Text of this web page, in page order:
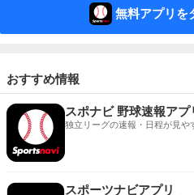
無料アプリを
おすすめ情報
スポナビ 野球速報アプ
独立リーグの速報・日程が見や
スポーツナビアプリ